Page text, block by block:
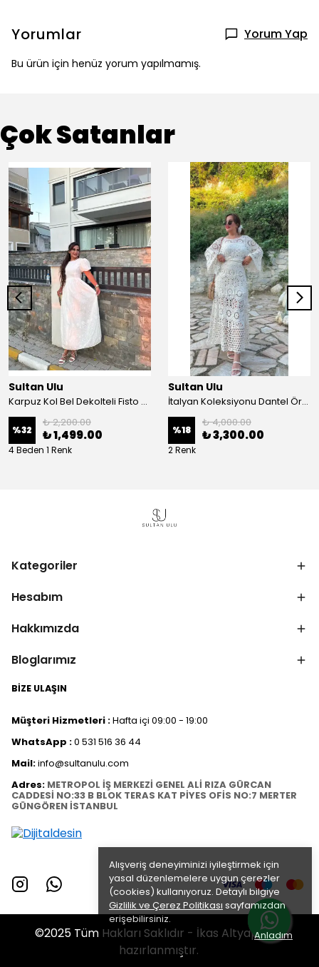
Alışveriş deneyiminizi iyileştirmek için
yasal düzenlemelere uygun çerezler
(cookies) kullanıyoruz. Detaylı bilgiye
Gizlilik ve Çerez Politikası sayfamızdan
erişebilirsiniz.
Anladım
Yorumlar Yorum Yap
Bu ürün için henüz yorum yapılmamış.
Çok Satanlar
Sultan Ulu
Karpuz Kol Bel Dekolteli Fisto Uzun Elbise - Beyaz
%32
₺ 2,200.00
₺ 1,499.00
4 Beden 1 Renk
Sultan Ulu
İtalyan Koleksiyonu Dantel Örgü Maxi Elbise - Krem
%18
₺ 4,000.00
₺ 3,300.00
2 Renk
Kategoriler
Hesabım
Hakkımızda
Bloglarımız
BİZE ULAŞIN
Müşteri Hizmetleri :Hafta içi 09:00 - 19:00
WhatsApp :0 531 516 36 44
Mail:info@sultanulu.com
Adres: METROPOL İŞ MERKEZİ GENEL ALİ RIZA GÜRCAN
CADDESİ NO:33 B BLOK TERAS KAT PİYES OFİS NO:7 MERTER
GÜNGÖREN İSTANBUL
©2025 Tüm Hakları Saklıdır - İkas Altyapısı ile
hazırlanmıştır.